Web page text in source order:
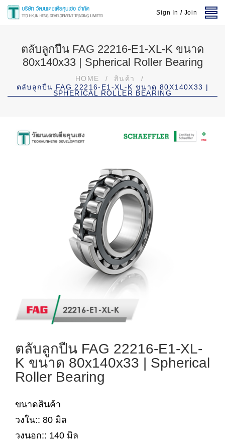
Sign In / Join
ตลับลูกปืน FAG 22216-E1-XL-K ขนาด
80x140x33 | Spherical Roller Bearing
HOME / สินค้า
/
ตลับลูกปืน FAG 22216-E1-XL-K ขนาด 80X140X33 |
SPHERICAL ROLLER BEARING
ตลับลูกปืน FAG 22216-E1-XL-
K ขนาด 80x140x33 | Spherical
Roller Bearing
ขนาดสินค้า
วงใน:: 80 มิล
วงนอก:: 140 มิล